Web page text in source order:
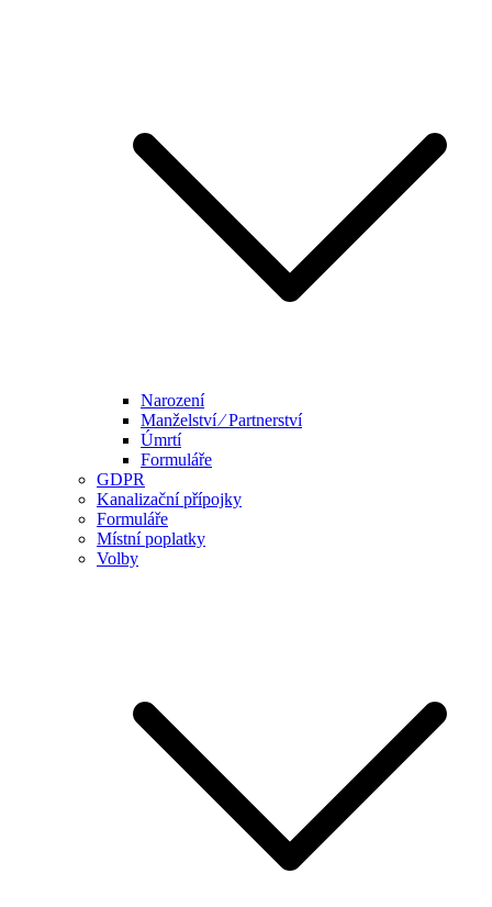
Narození
Manželství ⁄ Partnerství
Úmrtí
Formuláře
GDPR
Kanalizační přípojky
Formuláře
Místní poplatky
Volby